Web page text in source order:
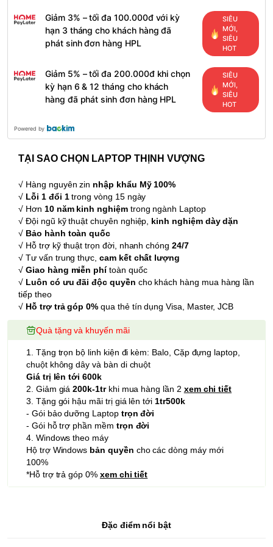
Giảm 3% – tối đa 100.000đ với kỳ
hạn 3 tháng cho khách hàng đã
phát sinh đơn hàng HPL
SIÊU
MỚI,
SIÊU
HOT
Giảm 5% – tối đa 200.000đ khi chọn
kỳ hạn 6 & 12 tháng cho khách
hàng đã phát sinh đơn hàng HPL
SIÊU
MỚI,
SIÊU
HOT
Powered by
TẠI SAO CHỌN LAPTOP THỊNH VƯỢNG
√ Hàng nguyên zin nhập khẩu Mỹ 100%
√ Lỗi 1 đổi 1trong vòng 15 ngày
√ Hơn 10 năm kinh nghiệm trong ngành Laptop
√ Đội ngũ kỹ thuật chuyên nghiệp, kinh nghiệm dày dặn
√ Bảo hành toàn quốc
√ Hỗ trợ kỹ thuật trọn đời, nhanh chóng 24/7
√ Tư vấn trung thực,cam kết chất lượng
√Giao hàng miễn phítoàn quốc
√ Luôn có ưu đãi độc quyền cho khách hàng mua hàng lần
tiếp theo
√ Hỗ trợ trả góp 0% qua thẻ tín dụng Visa, Master, JCB
Quà tặng và khuyến mãi
1. Tặng trọn bộ linh kiện đi kèm: Balo, Cặp đựng laptop,
chuột không dây và bàn di chuột
Giá trị lên tới 600k
2. Giảm giá200k-1trkhi mua hàng lần 2 xem chi tiết
3. Tặng gói hậu mãi trị giá lên tới 1tr500k
- Gói bảo dưỡng Laptop trọn đời
- Gói hỗ trợ phần mềm trọn đời
4. Windows theo máy
Hộ trợ Windows bản quyền cho các dòng máy mới
100%
*Hỗ trợ trả góp 0% xem chi tiết
Đặc điểm nổi bật